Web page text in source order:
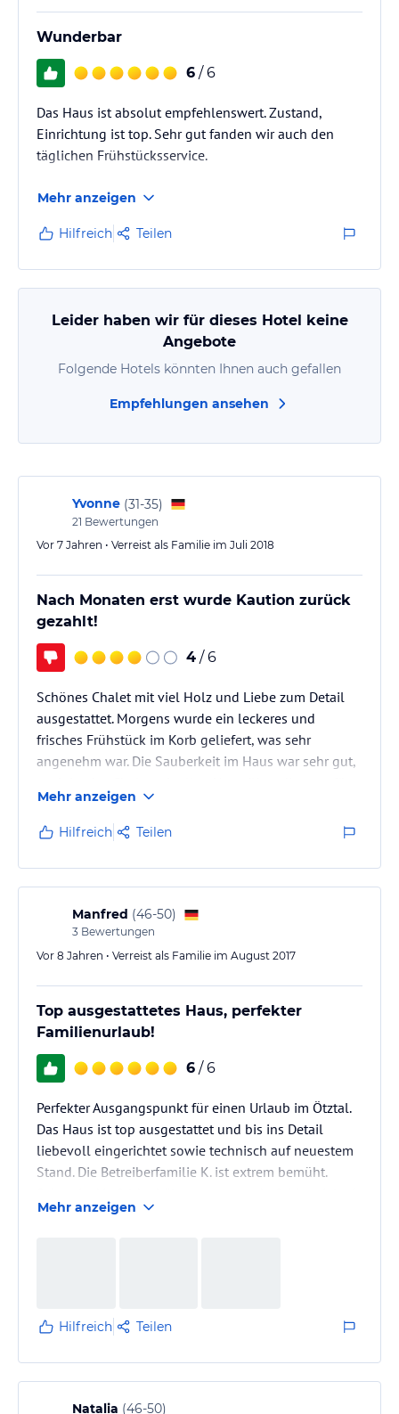
Wunderbar
6 / 6
Das Haus ist absolut empfehlenswert. Zustand,
Einrichtung ist top. Sehr gut fanden wir auch den
täglichen Frühstücksservice.
Mehr anzeigen
Hilfreich Teilen
Leider haben wir für dieses Hotel keine
Angebote
Folgende Hotels könnten Ihnen auch gefallen
Empfehlungen ansehen
Yvonne (31-35)
21 Bewertungen
Vor 7 Jahren • Verreist als Familie im Juli 2018
Nach Monaten erst wurde Kaution zurück
gezahlt!
4 / 6
Schönes Chalet mit viel Holz und Liebe zum Detail
ausgestattet. Morgens wurde ein leckeres und
frisches Frühstück im Korb geliefert, was sehr
angenehm war. Die Sauberkeit im Haus war sehr gut,
einen Aufenthalt benötigt, ausgestattet.
Warum ich das Chalet nicht weiterempfehle, liegt
einzig und allein an der Art und Weise wie der
Vermieter mit der Rückerstattung meiner Kaution
nach Reiseende umging... Diese wurde mir nämlich
nur nach langem Hin und Her und…
Mehr anzeigen
Hilfreich Teilen
Manfred (46-50)
3 Bewertungen
Vor 8 Jahren • Verreist als Familie im August 2017
Top ausgestattetes Haus, perfekter
Familienurlaub!
6 / 6
Perfekter Ausgangspunkt für einen Urlaub im Ötztal.
Das Haus ist top ausgestattet und bis ins Detail
liebevoll eingerichtet sowie technisch auf neuestem
Stand. Die Betreiberfamilie K. ist extrem bemüht.
Wanderkarten, Prospekte oder Informationen zur
Mehr anzeigen
Hilfreich Teilen
Natalia (46-50)